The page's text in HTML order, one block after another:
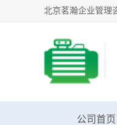
公司首页